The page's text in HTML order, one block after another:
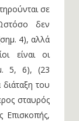
σε
δεν
4), αλλά
είναι οι
5, 6), (23
του
σταυρός
Επισκοπής,